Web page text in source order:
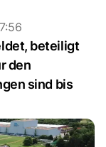
beteiligt
den
sind bis